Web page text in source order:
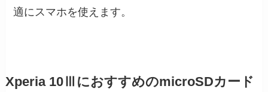
適にスマホを使えます。
Xperia 10ⅢにおすすめのmicroSDカード